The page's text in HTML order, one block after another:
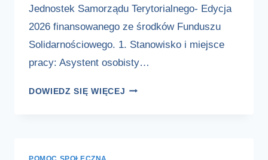
Jednostek Samorządu Terytorialnego- Edycja
2026 finansowanego ze środków Funduszu
Solidarnościowego. 1. Stanowisko i miejsce
pracy: Asystent osobisty…
DOWIEDZ SIĘ WIĘCEJ OGŁOSZENIE